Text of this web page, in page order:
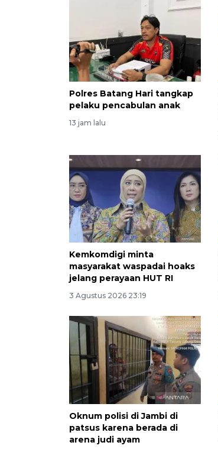
Polres Batang Hari tangkap
pelaku pencabulan anak
13 jam lalu
Kemkomdigi minta
masyarakat waspadai hoaks
jelang perayaan HUT RI
3 Agustus 2026 23:19
Oknum polisi di Jambi di
patsus karena berada di
arena judi ayam